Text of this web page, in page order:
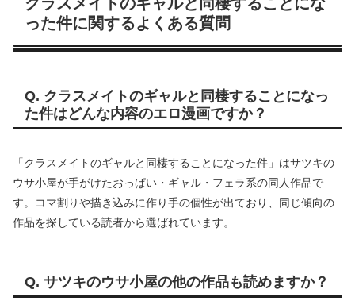
クラスメイトのギャルと同棲することにな
った件に関するよくある質問
Q. クラスメイトのギャルと同棲することになっ
た件はどんな内容のエロ漫画ですか？
「クラスメイトのギャルと同棲することになった件」はサツキの
ウサ小屋が手がけたおっぱい・ギャル・フェラ系の同人作品で
す。コマ割りや描き込みに作り手の個性が出ており、同じ傾向の
作品を探している読者から選ばれています。
Q. サツキのウサ小屋の他の作品も読めますか？